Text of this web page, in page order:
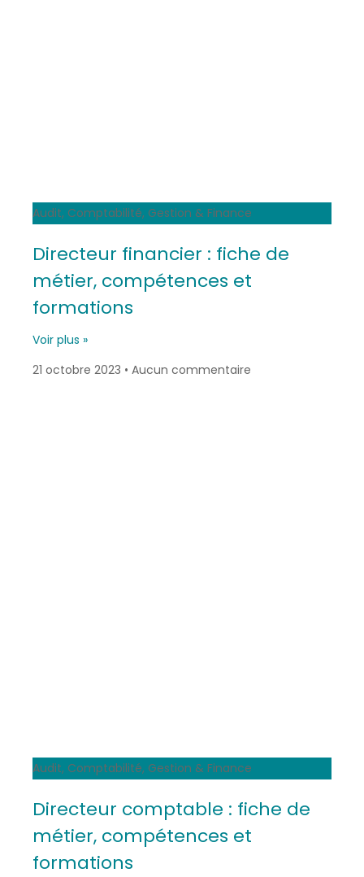
Audit, Comptabilité, Gestion & Finance
Directeur financier : fiche de
métier, compétences et
formations
Voir plus »
21 octobre 2023
Aucun commentaire
Audit, Comptabilité, Gestion & Finance
Directeur comptable : fiche de
métier, compétences et
formations